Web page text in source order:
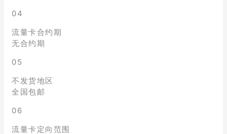
04
流量卡合约期
无合约期
05
不发货地区
全国包邮
06
流量卡定向范围